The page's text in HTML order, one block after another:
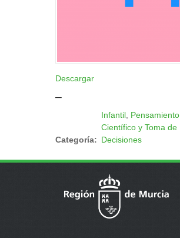
Descargar
Categoría:
Infantil Pensamiento
Científico y Toma de
Decisiones